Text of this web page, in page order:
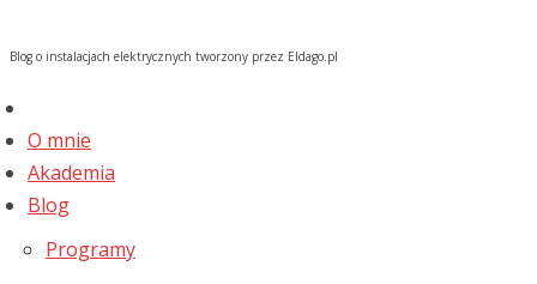
Blog o instalacjach elektrycznych tworzony przez Eldago.pl
O mnie
Akademia
Blog
Programy